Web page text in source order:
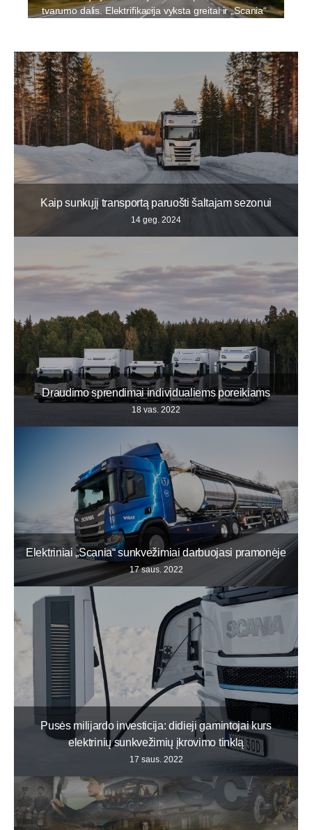
tvarumo dalis. Elektrifikacija vyksta greitai ir „Scania“
visiškai elektrinių transporto priemonių tyrimus. Mes
pažadėjome kiekvienais metais pristatyti naują
elektrinę transporto priemonę.
Kaip sunkųjį transportą paruošti šaltajam sezonui
14 geg. 2024
Draudimo sprendimai individualiems poreikiams
18 vas. 2022
Elektriniai „Scania“ sunkvežimiai darbuojasi pramonėje
17 saus. 2022
Pusės milijardo investicija: didieji gamintojai kurs
elektrinių sunkvežimių įkrovimo tinklą
17 saus. 2022